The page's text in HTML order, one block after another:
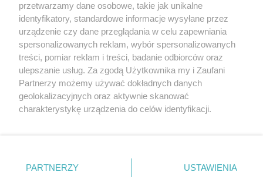
O nas Reklama Regulamin
Kontakt
Wydarzenia
Ogłoszenia Katalog firm
Zapisz się do newslettera
Dołącz do grona ludzi najlepiej poinformowanych!
Zapisz się »
przetwarzamy dane osobowe, takie jak unikalne
identyfikatory, standardowe informacje wysyłane przez
urządzenie czy dane przeglądania w celu zapewniania
spersonalizowanych reklam, wybór spersonalizowanych
treści, pomiar reklam i treści, badanie odbiorców oraz
ulepszanie usług. Za zgodą Użytkownika my i Zaufani
Partnerzy możemy używać dokładnych danych
geolokalizacyjnych oraz aktywnie skanować
charakterystykę urządzenia do celów identyfikacji.
zmienić/wycofać klikając przycisk ustawień prywatności
znajdujący się w lewym dolnym rogu strony
. Niektóre
PARTNERZY USTAWIENIA